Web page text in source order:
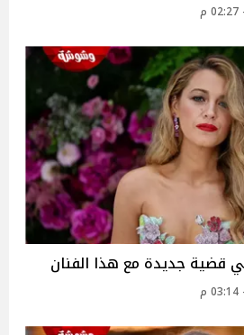
قضية جديدة مع هذا الفنان